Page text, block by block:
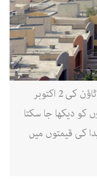
پاکستان کی بڑی رہائیشی سوسائٹی بحریہ ٹاؤن کی 2 اکتوبر
کو دیکھا جا سکتا
کی قیمتوں میں